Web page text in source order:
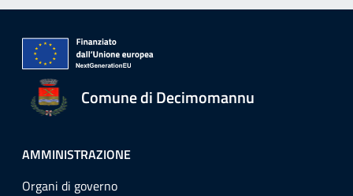
Comune di Decimomannu
AMMINISTRAZIONE
Organi di governo